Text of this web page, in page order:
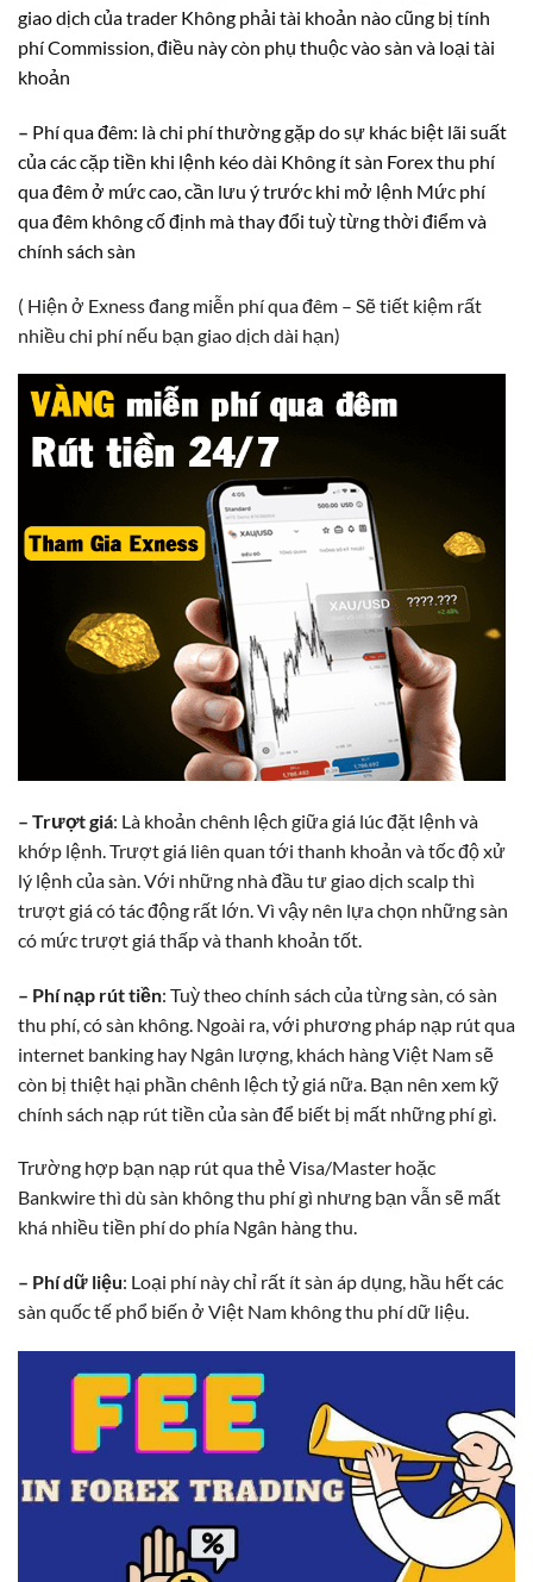
giao dịch của trader Không phải tài khoản nào cũng bị tính
phí Commission, điều này còn phụ thuộc vào sàn và loại tài
khoản
– Phí qua đêm: là chi phí thường gặp do sự khác biệt lãi suất
của các cặp tiền khi lệnh kéo dài Không ít sàn Forex thu phí
qua đêm ở mức cao, cần lưu ý trước khi mở lệnh Mức phí
qua đêm không cố định mà thay đổi tuỳ từng thời điểm và
chính sách sàn
( Hiện ở Exness đang miễn phí qua đêm – Sẽ tiết kiệm rất
nhiều chi phí nếu bạn giao dịch dài hạn)
– Trượt giá: Là khoản chênh lệch giữa giá lúc đặt lệnh và
khớp lệnh. Trượt giá liên quan tới thanh khoản và tốc độ xử
lý lệnh của sàn. Với những nhà đầu tư giao dịch scalp thì
trượt giá có tác động rất lớn. Vì vậy nên lựa chọn những sàn
có mức trượt giá thấp và thanh khoản tốt.
– Phí nạp rút tiền: Tuỳ theo chính sách của từng sàn, có sàn
thu phí, có sàn không. Ngoài ra, với phương pháp nạp rút qua
internet banking hay Ngân lượng, khách hàng Việt Nam sẽ
còn bị thiệt hại phần chênh lệch tỷ giá nữa. Bạn nên xem kỹ
chính sách nạp rút tiền của sàn để biết bị mất những phí gì.
Trường hợp bạn nạp rút qua thẻ Visa/Master hoặc
Bankwire thì dù sàn không thu phí gì nhưng bạn vẫn sẽ mất
khá nhiều tiền phí do phía Ngân hàng thu.
– Phí dữ liệu: Loại phí này chỉ rất ít sàn áp dụng, hầu hết các
sàn quốc tế phổ biến ở Việt Nam không thu phí dữ liệu.